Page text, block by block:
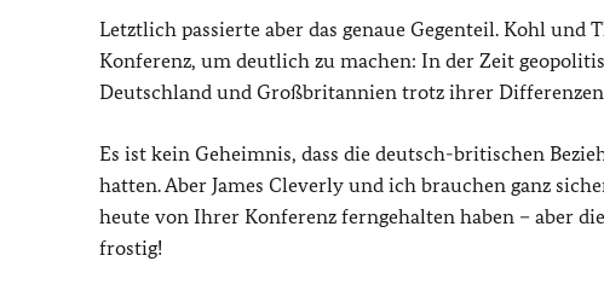
Letztlich passierte aber das genaue Gegenteil. Kohl
Konferenz, um deutlich zu machen: In der Zeit
Deutschland und Großbritannien trotz ihrer Differenzen
Es ist kein Geheimnis, dass die deutsch-britischen
hatten. Aber James Cleverly und ich brauchen ganz
heute von Ihrer Konferenz ferngehalten haben – aber
frostig!